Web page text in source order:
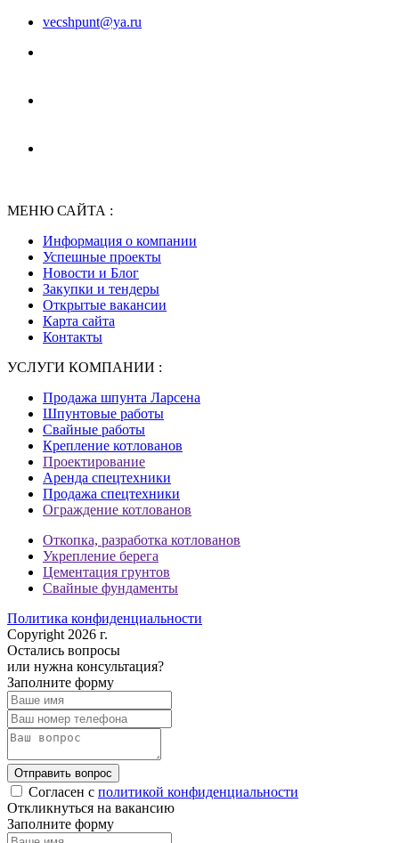
vecshpunt@ya.ru
МЕНЮ САЙТА :
Информация о компании
Успешные проекты
Новости и Блог
Закупки и тендеры
Открытые вакансии
Карта сайта
Контакты
УСЛУГИ КОМПАНИИ :
Продажа шпунта Ларсена
Шпунтовые работы
Свайные работы
Крепление котлованов
Проектирование
Аренда спецтехники
Продажа спецтехники
Ограждение котлованов
Откопка, разработка котлованов
Укрепление берега
Цементация грунтов
Свайные фундаменты
Политика конфиденциальности
Copyright 2026 г.
Остались вопросы
или нужна консультация?
Заполните форму
Отправить вопрос
Согласен с политикой конфиденциальности
Откликнуться на вакансию
Заполните форму